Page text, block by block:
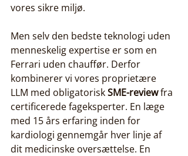
vores sikre miljø.
Men selv den bedste teknologi uden
menneskelig expertise er som en
Ferrari uden chauffør. Derfor
kombinerer vi vores proprietære
LLM med obligatorisk SME-review fra
certificerede fageksperter. En læge
med 15 års erfaring inden for
kardiologi gennemgår hver linje af
dit medicinske oversættelse. En